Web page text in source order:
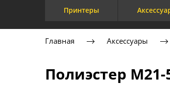
Принтеры
Главная Аксессуары
Полиэстер M21-